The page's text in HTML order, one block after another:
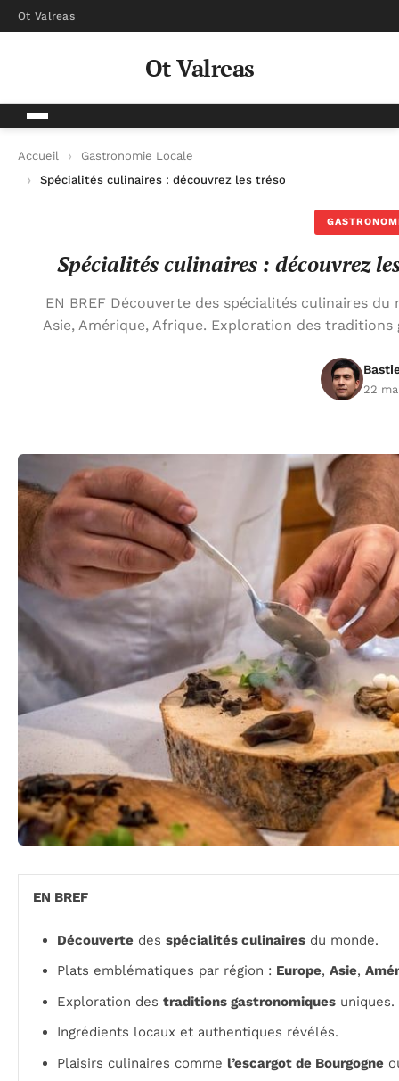
Ot Valreas
Ot Valreas
Accueil
Gastronomie Locale
Spécialités culinaires : découvrez les trésors gastronomiques
Spécialités culinaires : découvrez
EN BREF Découverte des spécialités culinaires
Asie, Amérique, Afrique. Exploration des
22
EN BREF
Découverte des spécialités culinaires du monde.
Plats emblématiques par région : Europe, Asie,
Exploration des traditions gastronomiques uniques.
Ingrédients locaux et authentiques révélés.
Plaisirs culinaires comme l’escargot de Bourgogne